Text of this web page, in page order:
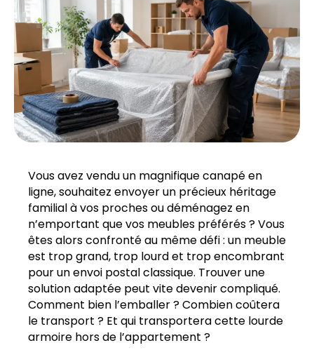
Vous avez vendu un magnifique canapé en
ligne, souhaitez envoyer un précieux héritage
familial à vos proches ou déménagez en
n’emportant que vos meubles préférés ? Vous
êtes alors confronté au même défi : un meuble
est trop grand, trop lourd et trop encombrant
pour un envoi postal classique. Trouver une
solution adaptée peut vite devenir compliqué.
Comment bien l’emballer ? Combien coûtera
le transport ? Et qui transportera cette lourde
armoire hors de l’appartement ?